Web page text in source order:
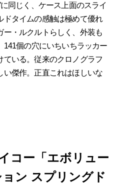
同じく、ケース上面のスライ
ドタイムの感触は極めて優れ
・ルクルトらしく、外装も
個の穴にいちいちラッカー
ている。従来のクロノグラフ
い傑作。正直これはほしいな
コー「エボリュー
ン スプリングド